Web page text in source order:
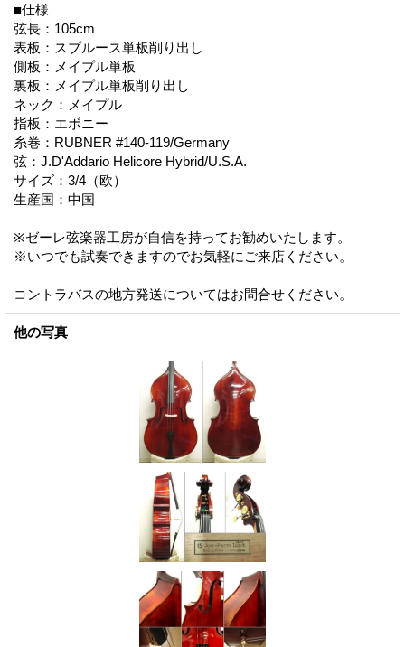
■仕様
弦長：105cm
表板：スプルース単板削り出し
側板：メイプル単板
裏板：メイプル単板削り出し
ネック：メイプル
指板：エボニー
糸巻：RUBNER #140-119/Germany
弦：J.D'Addario Helicore Hybrid/U.S.A.
サイズ：3/4（欧）
生産国：中国
※ゼーレ弦楽器工房が自信を持ってお勧めいたします。
※いつでも試奏できますのでお気軽にご来店ください。
コントラバスの地方発送についてはお問合せください。
他の写真